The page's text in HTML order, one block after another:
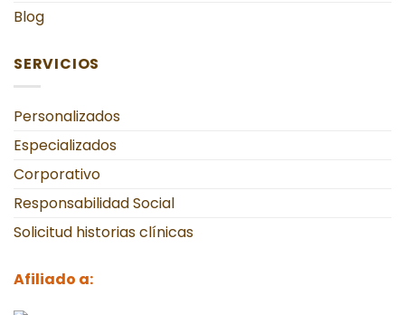
Blog
SERVICIOS
Personalizados
Especializados
Corporativo
Responsabilidad Social
Solicitud historias clínicas
Afiliado a: